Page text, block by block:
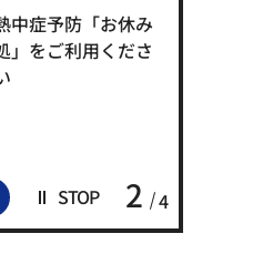
ライドを表示
次のスライドを表示
STOP 2 4
中症予防「お休み
」をご利用くださ